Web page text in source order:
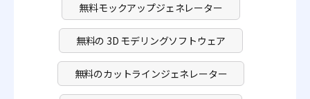
無料モックアップジェネレーター
無料の 3D モデリングソフトウェア
無料のカットラインジェネレーター